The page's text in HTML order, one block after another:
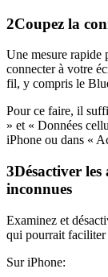
2Coupez la
Une mesure rapide
connecter à votre
fil, y compris le
Pour ce faire, il
» et « Données
iPhone ou dans «
3Désactiver
inconnues
Examinez et
qui pourrait faciliter
Sur iPhone: